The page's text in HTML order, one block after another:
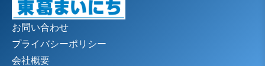
お問い合わせ
プライバシーポリシー
会社概要